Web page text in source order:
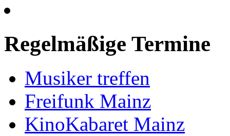
Regelmäßige Termine
Musiker treffen
Freifunk Mainz
KinoKabaret Mainz